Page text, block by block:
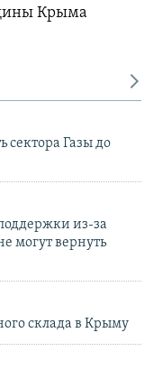
Крыма
сектора Газы до
из-за
могут вернуть
склада в Крыму